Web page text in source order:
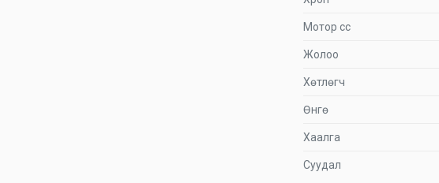
Мотор сс
Жолоо
Хөтлөгч
Өнгө
Хаалга
Суудал